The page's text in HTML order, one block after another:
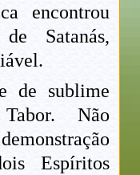
encontrou
Satanás,
de sublime
Não
Espíritos